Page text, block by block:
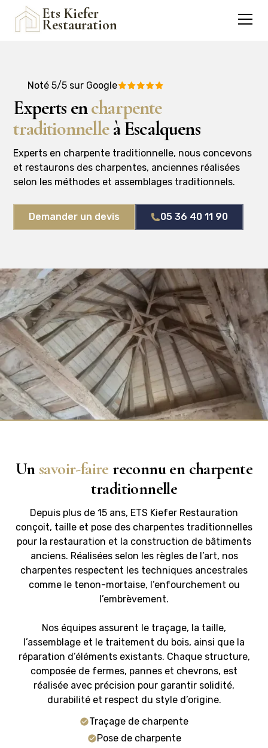
Ets Kiefer
Restauration
Noté 5/5 sur Google
Experts encharpente
traditionnelleà Escalquens
Experts en charpente traditionnelle, nous concevons
et restaurons des charpentes, anciennes réalisées
selon les méthodes et assemblages traditionnels.
Demander un devis 05 36 40 11 90
Un savoir-faire reconnu en charpente
traditionnelle
Depuis plus de 15 ans, ETS Kiefer Restauration
conçoit, taille et pose des charpentes traditionnelles
pour la restauration et la construction de bâtiments
anciens. Réalisées selon les règles de l’art, nos
charpentes respectent les techniques ancestrales
comme le tenon-mortaise, l’enfourchement ou
l’embrèvement.
Nos équipes assurent le traçage, la taille,
l’assemblage et le traitement du bois, ainsi que la
réparation d’éléments existants. Chaque structure,
composée de fermes, pannes et chevrons, est
réalisée avec précision pour garantir solidité,
durabilité et respect du style d’origine.
Traçage de charpente
Pose de charpente